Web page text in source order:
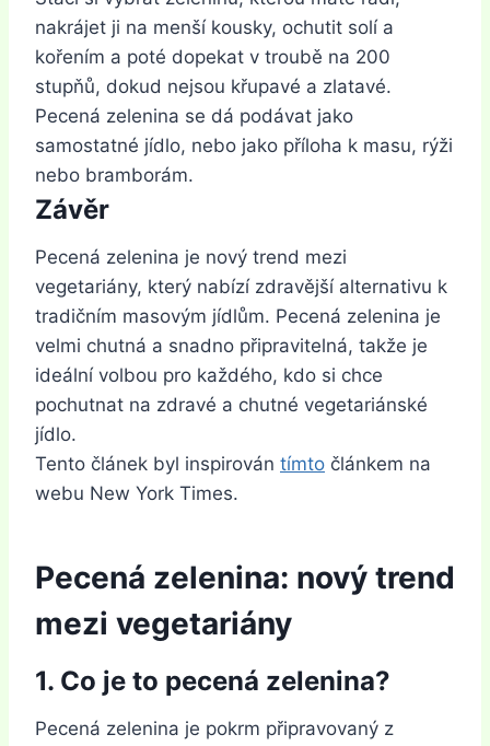
nakrájet ji na menší kousky, ochutit solí a
kořením a poté dopekat v troubě na 200
stupňů, dokud nejsou křupavé a zlatavé.
Pecená zelenina se dá podávat jako
samostatné jídlo, nebo jako příloha k masu, rýži
nebo bramborám.
Závěr
Pecená zelenina je nový trend mezi
vegetariány, který nabízí zdravější alternativu k
tradičním masovým jídlům. Pecená zelenina je
velmi chutná a snadno připravitelná, takže je
ideální volbou pro každého, kdo si chce
pochutnat na zdravé a chutné vegetariánské
jídlo.
Tento článek byl inspirován tímto článkem na
webu New York Times.
Pecená zelenina: nový trend
mezi vegetariány
1. Co je to pecená zelenina?
Pecená zelenina je pokrm připravovaný z